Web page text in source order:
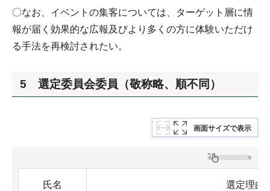
〇なお、イベントの集客については、ターゲット層に情
報が届く効果的な広報及びより多くの方に体験いただけ
る手法を再検討されたい。
5 選定委員会委員（敬称略、順不同）
画面サイズで表示
氏名 選定理由